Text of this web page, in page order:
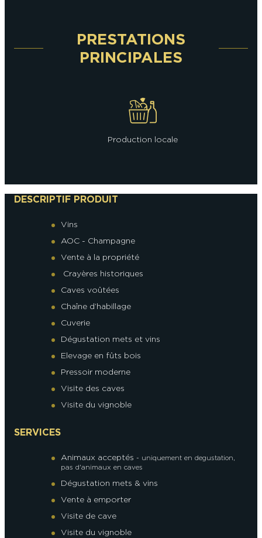
PRESTATIONS
PRINCIPALES
Production locale
DESCRIPTIF PRODUIT
Vins
AOC - Champagne
Vente à la propriété
Crayères historiques
Caves voûtées
Chaîne d’habillage
Cuverie
Dégustation mets et vins
Elevage en fûts bois
Pressoir moderne
Visite des caves
Visite du vignoble
SERVICES
Animaux acceptés - uniquement en degustation,
pas d'animaux en caves
Dégustation mets & vins
Vente à emporter
Visite de cave
Visite du vignoble